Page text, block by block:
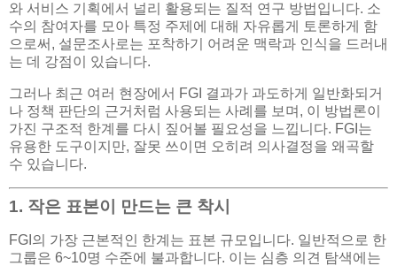
와 서비스 기획에서 널리 활용되는 질적 연구 방법입니다. 소
수의 참여자를 모아 특정 주제에 대해 자유롭게 토론하게 함
으로써, 설문조사로는 포착하기 어려운 맥락과 인식을 드러내
는 데 강점이 있습니다.
그러나 최근 여러 현장에서 FGI 결과가 과도하게 일반화되거
나 정책 판단의 근거처럼 사용되는 사례를 보며, 이 방법론이
가진 구조적 한계를 다시 짚어볼 필요성을 느낍니다. FGI는
유용한 도구이지만, 잘못 쓰이면 오히려 의사결정을 왜곡할
수 있습니다.
1. 작은 표본이 만드는 큰 착시
FGI의 가장 근본적인 한계는 표본 규모입니다. 일반적으로 한
그룹은 6~10명 수준에 불과합니다. 이는 심층 의견 탐색에는